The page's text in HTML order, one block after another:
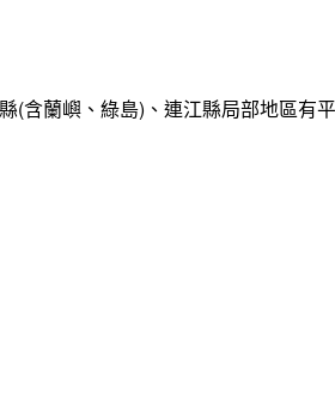
含蘭嶼、綠島)、連江縣局部地區有